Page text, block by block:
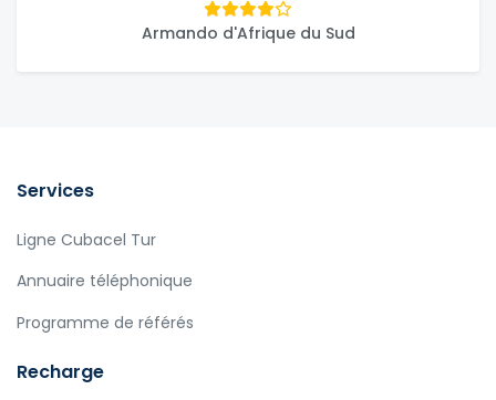
Armando d'Afrique du Sud
Services
Ligne Cubacel Tur
Annuaire téléphonique
Programme de référés
Recharge